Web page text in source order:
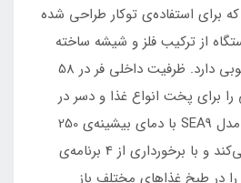
برای استفاده‌ی توکار طراحی شده
از ترکیب فلز و شیشه ساخته
شده و کیفیت ساخت خوبی دارد. ظرفیت داخلی فر در 58
برای پخت انواع غذا و دسر در
اختیار شما می‌گذارد. فر مدل SEA9 با دمای بیشینه‌ی 250
درجه‌ی سانتی‌گراد کار می‌کند و با برخورداری از 4 برنامه‌ی
در طبخ غذاهای مختلف باز